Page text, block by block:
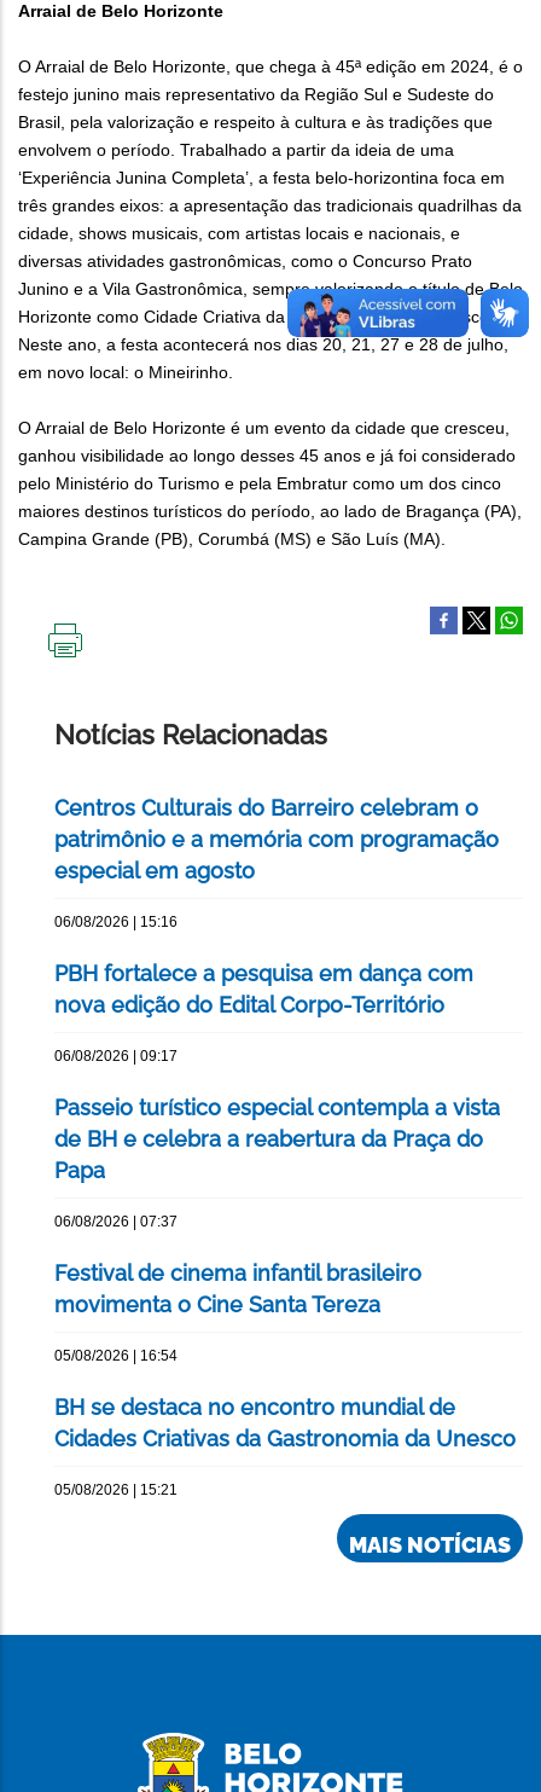
Arraial de Belo Horizonte
O Arraial de Belo Horizonte, que chega à 45ª edição em 2024, é o
festejo junino mais representativo da Região Sul e Sudeste do
Brasil, pela valorização e respeito à cultura e às tradições que
envolvem o período. Trabalhado a partir da ideia de uma
‘Experiência Junina Completa’, a festa belo-horizontina foca em
três grandes eixos: a apresentação das tradicionais quadrilhas da
cidade, shows musicais, com artistas locais e nacionais, e
diversas atividades gastronômicas, como o Concurso Prato
Junino e a Vila Gastronômica, sempre valorizando o título de Belo
Horizonte como Cidade Criativa da Gastronomia pela Unesco.
Neste ano, a festa acontecerá nos dias 20, 21, 27 e 28 de julho,
em novo local: o Mineirinho.
O Arraial de Belo Horizonte é um evento da cidade que cresceu,
ganhou visibilidade ao longo desses 45 anos e já foi considerado
pelo Ministério do Turismo e pela Embratur como um dos cinco
maiores destinos turísticos do período, ao lado de Bragança (PA),
Campina Grande (PB), Corumbá (MS) e São Luís (MA).
Notícias Relacionadas
Centros Culturais do Barreiro celebram o
patrimônio e a memória com programação
especial em agosto
06/08/2026 | 15:16
PBH fortalece a pesquisa em dança com
nova edição do Edital Corpo-Território
06/08/2026 | 09:17
Passeio turístico especial contempla a vista
de BH e celebra a reabertura da Praça do
Papa
06/08/2026 | 07:37
Festival de cinema infantil brasileiro
movimenta o Cine Santa Tereza
05/08/2026 | 16:54
BH se destaca no encontro mundial de
Cidades Criativas da Gastronomia da Unesco
05/08/2026 | 15:21
MAIS NOTÍCIAS